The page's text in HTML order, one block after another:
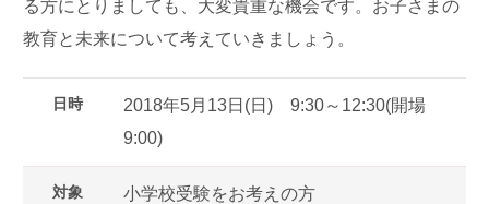
る方にとりましても、大変貴重な機会です。お子さまの
教育と未来について考えていきましょう。
日時
2018年5月13日(日) 9:30～12:30(開場
9:00)
対象 小学校受験をお考えの方